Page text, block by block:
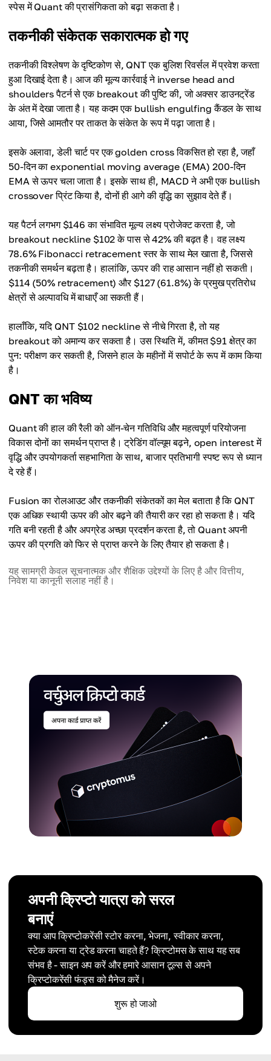
स्पेस में Quant की प्रासंगिकता को बढ़ा सकता है।
तकनीकी संकेतक सकारात्मक हो गए
तकनीकी विश्लेषण के दृष्टिकोण से, QNT एक बुलिश रिवर्सल में प्रवेश करता
हुआ दिखाई देता है। आज की मूल्य कार्रवाई ने inverse head and
shoulders पैटर्न से एक breakout की पुष्टि की, जो अक्सर डाउनट्रेंड
के अंत में देखा जाता है। यह कदम एक bullish engulfing कैंडल के साथ
आया, जिसे आमतौर पर ताकत के संकेत के रूप में पढ़ा जाता है।
इसके अलावा, डेली चार्ट पर एक golden cross विकसित हो रहा है, जहाँ
50-दिन का exponential moving average (EMA) 200-दिन
EMA से ऊपर चला जाता है। इसके साथ ही, MACD ने अभी एक bullish
crossover प्रिंट किया है, दोनों ही आगे की वृद्धि का सुझाव देते हैं।
यह पैटर्न लगभग $146 का संभावित मूल्य लक्ष्य प्रोजेक्ट करता है, जो
breakout neckline $102 के पास से 42% की बढ़त है। वह लक्ष्य
78.6% Fibonacci retracement स्तर के साथ मेल खाता है, जिससे
तकनीकी समर्थन बढ़ता है। हालांकि, ऊपर की राह आसान नहीं हो सकती।
$114 (50% retracement) और $127 (61.8%) के प्रमुख प्रतिरोध
क्षेत्रों से अल्पावधि में बाधाएँ आ सकती हैं।
हालाँकि, यदि QNT $102 neckline से नीचे गिरता है, तो यह
breakout को अमान्य कर सकता है। उस स्थिति में, कीमत $91 क्षेत्र का
पुन: परीक्षण कर सकती है, जिसने हाल के महीनों में सपोर्ट के रूप में काम किया
है।
QNT का भविष्य
Quant की हाल की रैली को ऑन-चेन गतिविधि और महत्वपूर्ण परियोजना
विकास दोनों का समर्थन प्राप्त है। ट्रेडिंग वॉल्यूम बढ़ने, open interest में
वृद्धि और उपयोगकर्ता सहभागिता के साथ, बाजार प्रतिभागी स्पष्ट रूप से ध्यान
दे रहे हैं।
Fusion का रोलआउट और तकनीकी संकेतकों का मेल बताता है कि QNT
एक अधिक स्थायी ऊपर की ओर बढ़ने की तैयारी कर रहा हो सकता है। यदि
गति बनी रहती है और अपग्रेड अच्छा प्रदर्शन करता है, तो Quant अपनी
ऊपर की प्रगति को फिर से प्राप्त करने के लिए तैयार हो सकता है।
यह सामग्री केवल सूचनात्मक और शैक्षिक उद्देश्यों के लिए है और वित्तीय,
निवेश या कानूनी सलाह नहीं है।
अपनी क्रिप्टो यात्रा को सरल
बनाएं
क्या आप क्रिप्टोकरेंसी स्टोर करना, भेजना, स्वीकार करना,
स्टेक करना या ट्रेड करना चाहते हैं? क्रिप्टोमस के साथ यह सब
संभव है - साइन अप करें और हमारे आसान टूल्स से अपने
क्रिप्टोकरेंसी फंड्स को मैनेज करें।
शुरू हो जाओ